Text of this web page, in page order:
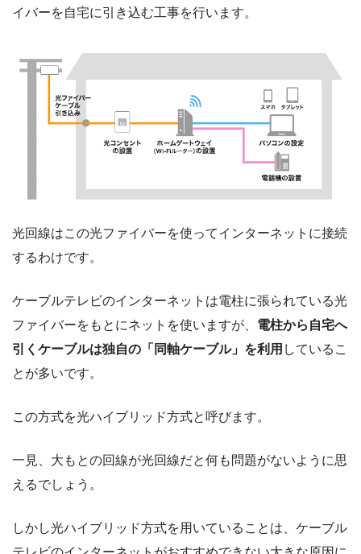
イバーを自宅に引き込む工事を行います。
光回線はこの光ファイバーを使ってインターネットに接続
するわけです。
ケーブルテレビのインターネットは電柱に張られている光
ファイバーをもとにネットを使いますが、 電柱から自宅へ
引くケーブルは独自の「同軸ケーブル」を利用 しているこ
とが多いです。
この方式を光ハイブリッド方式と呼びます。
一見、大もとの回線が光回線だと何も問題がないように思
えるでしょう。
しかし光ハイブリッド方式を用いていることは、ケーブル